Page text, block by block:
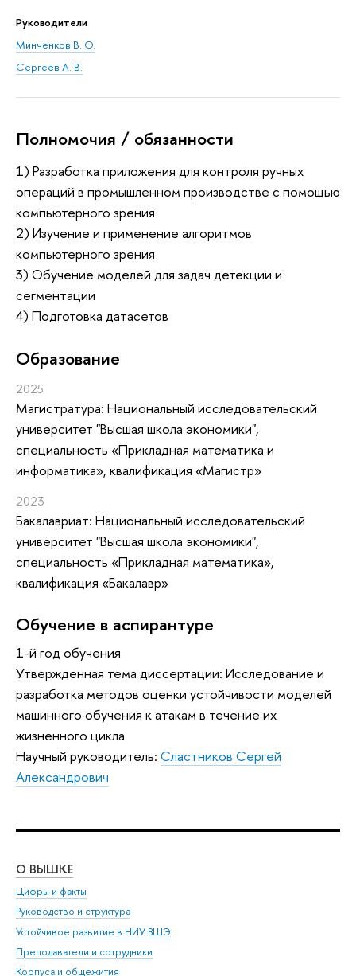
Руководители
Минченков В. О.
Сергеев А. В.
Полномочия / обязанности
1) Разработка приложения для контроля ручных
операций в промышленном производстве c помощью
компьютерного зрения
2) Изучение и применение алгоритмов
компьютерного зрения
3) Обучение моделей для задач детекции и
сегментации
4) Подготовка датасетов
Oбразование
2025
Магистратура: Национальный исследовательский
университет "Высшая школа экономики",
специальность «Прикладная математика и
информатика», квалификация «Магистр»
2023
Бакалавриат: Национальный исследовательский
университет "Высшая школа экономики",
специальность «Прикладная математика»,
квалификация «Бакалавр»
Обучение в аспирантуре
1-й год обучения
Утвержденная тема диссертации: Исследование и
разработка методов оценки устойчивости моделей
машинного обучения к атакам в течение их
жизненного цикла
Научный руководитель: Сластников Сергей
Александрович
О ВЫШКЕ
Цифры и факты
Руководство и структура
Устойчивое развитие в НИУ ВШЭ
Преподаватели и сотрудники
Корпуса и общежития